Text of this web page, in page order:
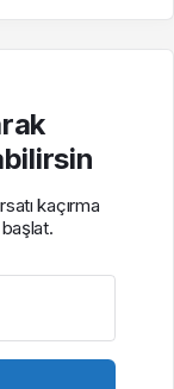
kaçırma